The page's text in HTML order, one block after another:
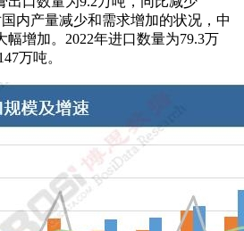
内产量减少和需求增加的状况，中
幅增加。2022年进口数量为79.3万
万吨。